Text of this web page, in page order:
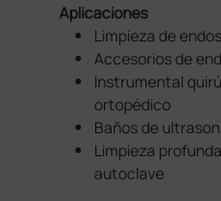
Aplicaciones
Limpieza de
Accesorios de
Instrumental
ortopédico
Baños de
Limpieza
autoclave